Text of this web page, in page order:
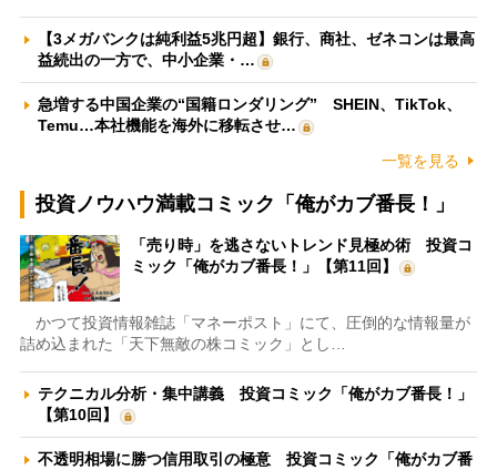
【3メガバンクは純利益5兆円超】銀行、商社、ゼネコンは最高
益続出の一方で、中小企業・…
急増する中国企業の“国籍ロンダリング” SHEIN、TikTok、
Temu…本社機能を海外に移転させ…
一覧を見る
投資ノウハウ満載コミック「俺がカブ番長！」
「売り時」を逃さないトレンド見極め術 投資コ
ミック「俺がカブ番長！」【第11回】
かつて投資情報雑誌「マネーポスト」にて、圧倒的な情報量が
詰め込まれた「天下無敵の株コミック」とし…
テクニカル分析・集中講義 投資コミック「俺がカブ番長！」
【第10回】
不透明相場に勝つ信用取引の極意 投資コミック「俺がカブ番